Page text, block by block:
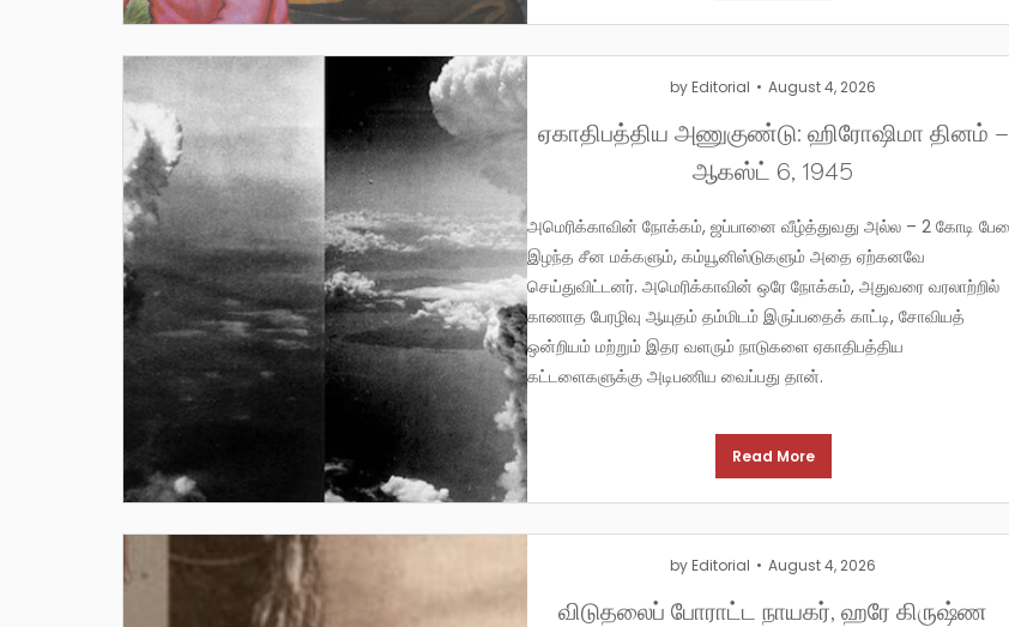
by Editorial August 4, 2026
ஏகாதிபத்திய அணுகுண்டு: ஹிரோஷிமா தினம் –
ஆகஸ்ட் 6, 1945
அமெரிக்காவின் நோக்கம், ஜப்பானை வீழ்த்துவது அல்ல – 2 கோடி பேரை
இழந்த சீன மக்களும், கம்யூனிஸ்டுகளும் அதை ஏற்கனவே
செய்துவிட்டனர். அமெரிக்காவின் ஒரே நோக்கம், அதுவரை வரலாற்றில்
காணாத பேரழிவு ஆயுதம் தம்மிடம் இருப்பதைக் காட்டி, சோவியத்
ஒன்றியம் மற்றும் இதர வளரும் நாடுகளை ஏகாதிபத்திய
கட்டளைகளுக்கு அடிபணிய வைப்பது தான்.
Read More
by Editorial August 4, 2026
விடுதலைப் போராட்ட நாயகர், ஹரே கிருஷ்ண